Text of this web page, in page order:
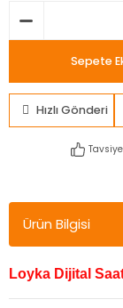
Sepete
Hızlı Gönderi
Ürün Bilgisi
Loyka Dijital